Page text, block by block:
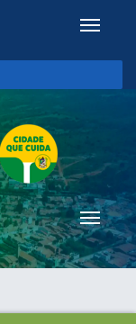
Toggle
Toggle